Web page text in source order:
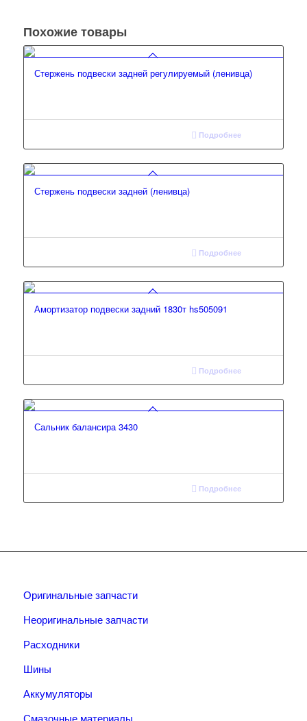
Похожие товары
Стержень подвески задней регулируемый (ленивца)
Подробнее
Стержень подвески задней (ленивца)
Подробнее
Амортизатор подвески задний 1830т hs505091
Подробнее
Сальник балансира 3430
Подробнее
Оригинальные запчасти
Неоригинальные запчасти
Расходники
Шины
Аккумуляторы
Смазочные материалы